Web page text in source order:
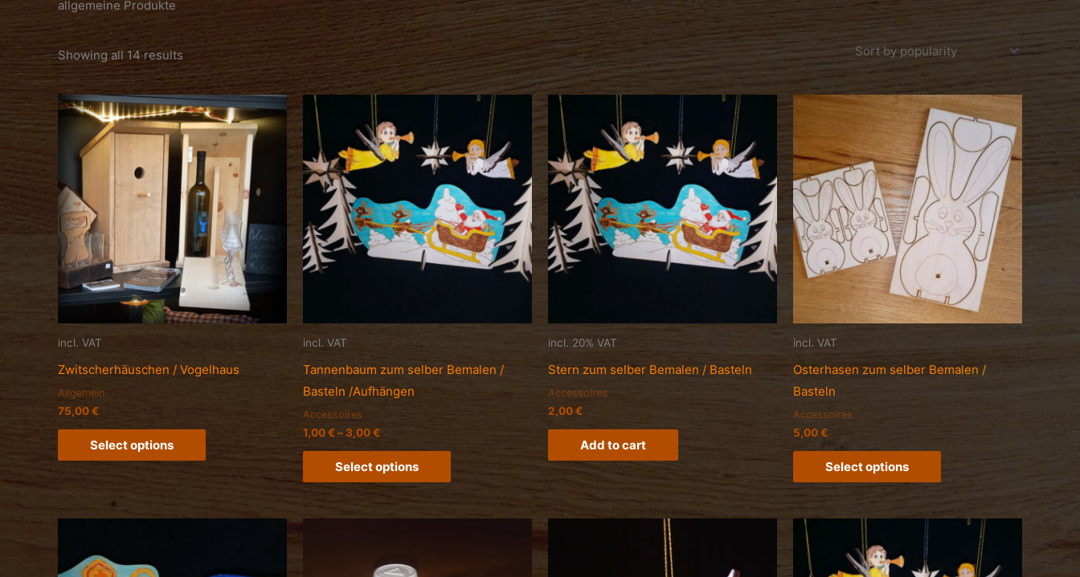
allgemeine Produkte
Showing all 14 results
incl. VAT
Zwitscherhäuschen / Vogelhaus
Allgemein
75,00€
Select options
incl. VAT
Tannenbaum zum selber Bemalen /
Basteln /Aufhängen
Accessoires
1,00€–3,00€
Select options
incl. 20% VAT
Stern zum selber Bemalen / Basteln
Accessoires
2,00€
Add to cart
incl. VAT
Osterhasen zum selber Bemalen /
Basteln
Accessoires
5,00€
Select options